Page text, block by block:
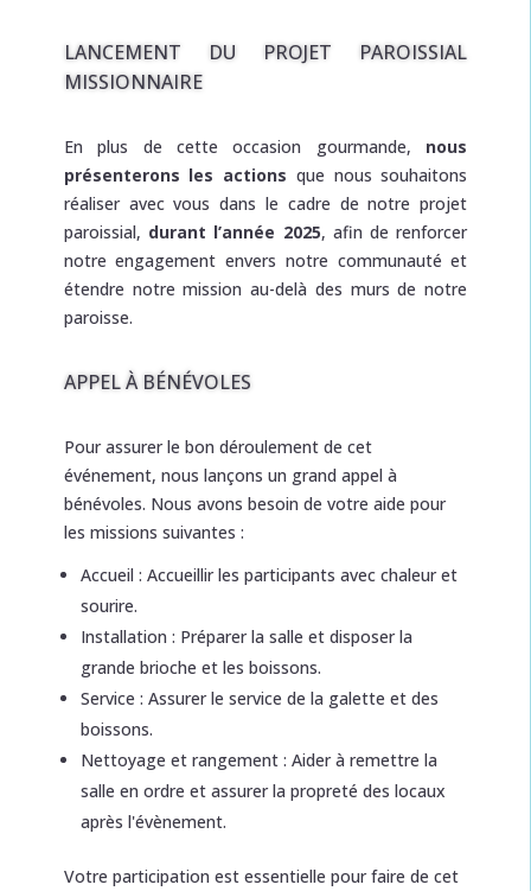
LANCEMENT DU PROJET PAROISSIAL
MISSIONNAIRE
En plus de cette occasion gourmande, nous
présenterons les actions que nous souhaitons
réaliser avec vous dans le cadre de notre projet
paroissial, durant l’année 2025, afin de renforcer
notre engagement envers notre communauté et
étendre notre mission au-delà des murs de notre
paroisse.
APPEL À BÉNÉVOLES
Pour assurer le bon déroulement de cet
événement, nous lançons un grand appel à
bénévoles. Nous avons besoin de votre aide pour
les missions suivantes :
Accueil : Accueillir les participants avec chaleur et
sourire.
Installation : Préparer la salle et disposer la
grande brioche et les boissons.
Service : Assurer le service de la galette et des
boissons.
Nettoyage et rangement : Aider à remettre la
salle en ordre et assurer la propreté des locaux
après l'évènement.
Votre participation est essentielle pour faire de cet